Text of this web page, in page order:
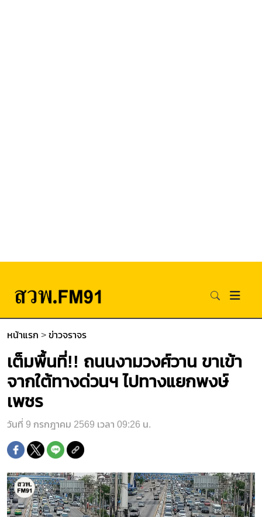
หน้าแรก > ข่าวจราจร
เต็มพื้นที่!! ถนนงามวงศ์วาน ขาเข้า
จากใต้ทางด่วนฯ ไปทางแยกพงษ์
เพชร
วันที่ 9 กรกฎาคม 2569 เวลา 09:26 น.